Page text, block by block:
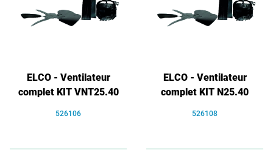
ELCO - Ventilateur
complet KIT VNT25.40
526106
ELCO - Ventilateur
complet KIT N25.40
526108